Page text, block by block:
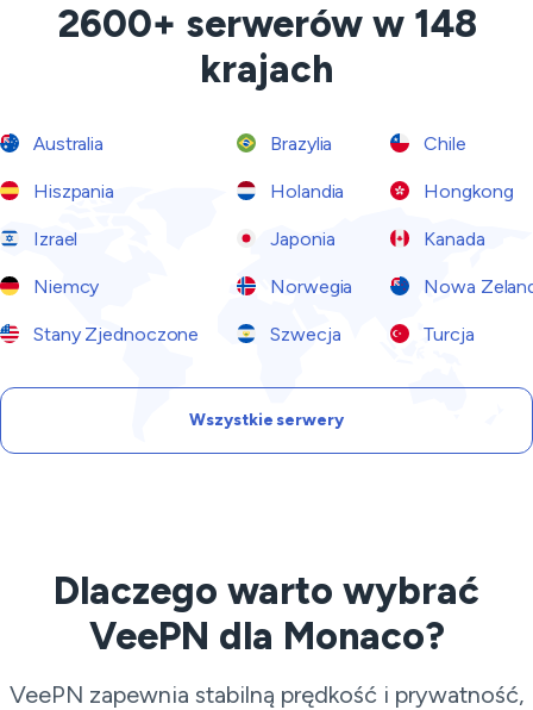
2600+ serwerów w 148
krajach
Australia Brazylia Chile
Hiszpania Holandia Hongkong
Izrael Japonia Kanada
Niemcy Norwegia Nowa
Stany Zjednoczone Szwecja Turcja
Wszystkie serwery
Dlaczego warto wybrać
VeePN dla Monaco?
VeePN zapewnia stabilną prędkość i prywatność,